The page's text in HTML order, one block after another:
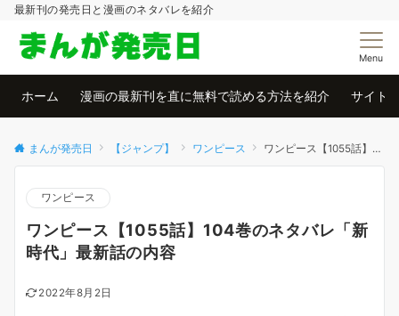
最新刊の発売日と漫画のネタバレを紹介
Menu
ホーム 漫画の最新刊を直に無料で読める方法を紹介 サイト
まんが発売日 【ジャンプ】 ワンピース ワンピース【1055話】104巻のネタバレ「新時代」最新話の内容
ワンピース
ワンピース【1055話】104巻のネタバレ「新
時代」最新話の内容
2022年8月2日